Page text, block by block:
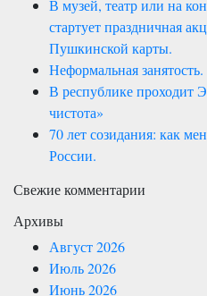
В музей, театр или на
стартует праздничная
Пушкинской карты.
Неформальная занятость.
В республике проходит
чистота»
70 лет созидания: как
России.
Свежие комментарии
Архивы
Август 2026
Июль 2026
Июнь 2026